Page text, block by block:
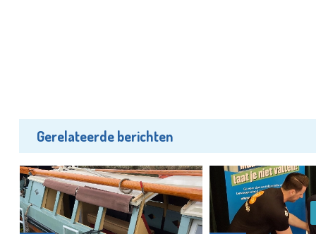
Gerelateerde berichten